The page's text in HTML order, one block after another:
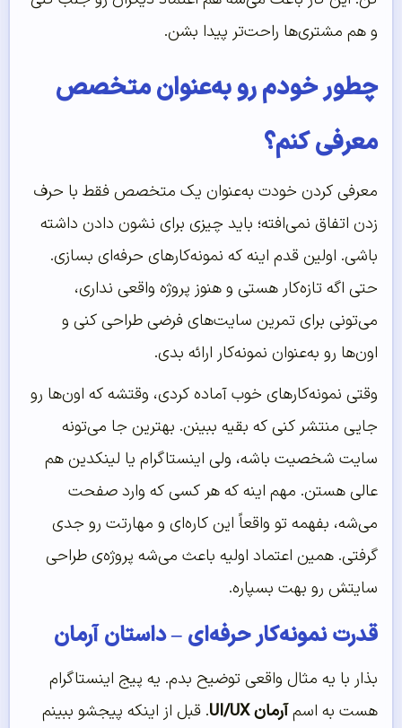
و هم مشتری‌ها راحت‌تر پیدا بشن.
چطور خودم رو به‌عنوان متخصص
معرفی کنم؟
معرفی کردن خودت به‌عنوان یک متخصص فقط با حرف
زدن اتفاق نمی‌افته؛ باید چیزی برای نشون دادن داشته
باشی. اولین قدم اینه که نمونه‌کارهای حرفه‌ای بسازی.
حتی اگه تازه‌کار هستی و هنوز پروژه واقعی نداری،
می‌تونی برای تمرین سایت‌های فرضی طراحی کنی و
اون‌ها رو به‌عنوان نمونه‌کار ارائه بدی.
وقتی نمونه‌کارهای خوب آماده کردی، وقتشه که اون‌ها رو
جایی منتشر کنی که بقیه ببینن. بهترین جا می‌تونه
سایت شخصیت باشه، ولی اینستاگرام یا لینکدین هم
عالی هستن. مهم اینه که هر کسی که وارد صفحت
می‌شه، بفهمه تو واقعاً این کاره‌ای و مهارتت رو جدی
گرفتی. همین اعتماد اولیه باعث می‌شه پروژه‌ی طراحی
سایتش رو بهت بسپاره.
قدرت نمونه‌کار حرفه‌ای – داستان آرمان
بذار با یه مثال واقعی توضیح بدم. یه پیج اینستاگرام
هست به اسمآرمان UI/UX . قبل از اینکه پیجشو ببینم